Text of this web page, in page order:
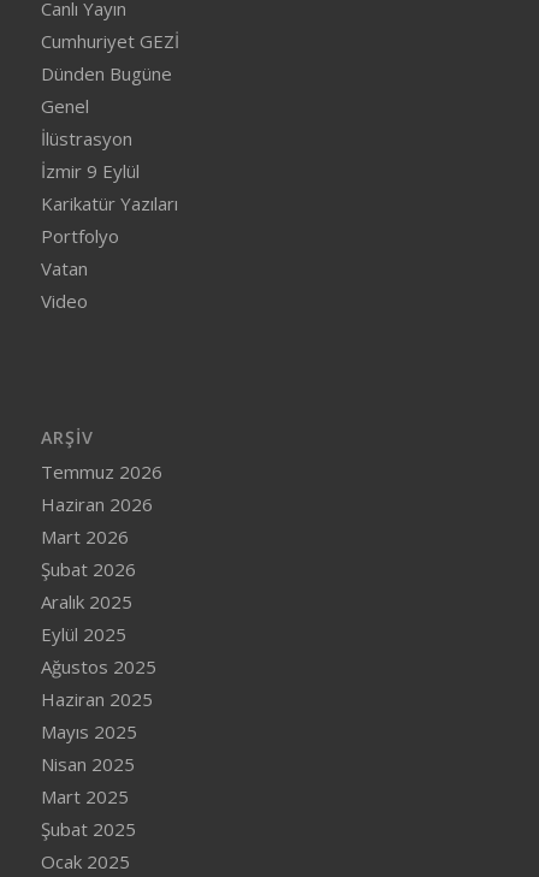
Canlı Yayın
Cumhuriyet GEZİ
Dünden Bugüne
Genel
İlüstrasyon
İzmir 9 Eylül
Karikatür Yazıları
Portfolyo
Vatan
Video
ARŞIV
Temmuz 2026
Haziran 2026
Mart 2026
Şubat 2026
Aralık 2025
Eylül 2025
Ağustos 2025
Haziran 2025
Mayıs 2025
Nisan 2025
Mart 2025
Şubat 2025
Ocak 2025